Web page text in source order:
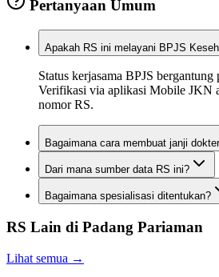
Pertanyaan Umum
Apakah RS ini melayani BPJS
Status kerjasama BPJS
Verifikasi via aplikasi Mobile JKN
nomor RS.
Bagaimana cara membuat janji
Dari mana sumber data RS ini?
Bagaimana spesialisasi ditentukan?
RS Lain di Padang Pariaman
Lihat semua →